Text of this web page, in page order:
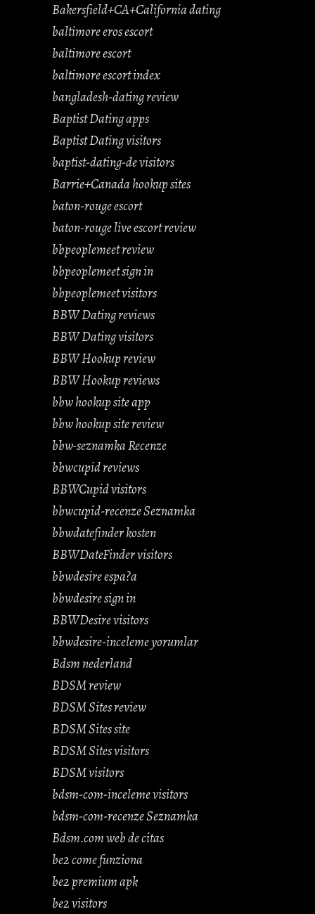
Bakersfield+CA+California dating
baltimore eros escort
baltimore escort
baltimore escort index
bangladesh-dating review
Baptist Dating apps
Baptist Dating visitors
baptist-dating-de visitors
Barrie+Canada hookup sites
baton-rouge escort
baton-rouge live escort review
bbpeoplemeet review
bbpeoplemeet sign in
bbpeoplemeet visitors
BBW Dating reviews
BBW Dating visitors
BBW Hookup review
BBW Hookup reviews
bbw hookup site app
bbw hookup site review
bbw-seznamka Recenze
bbwcupid reviews
BBWCupid visitors
bbwcupid-recenze Seznamka
bbwdatefinder kosten
BBWDateFinder visitors
bbwdesire espa?a
bbwdesire sign in
BBWDesire visitors
bbwdesire-inceleme yorumlar
Bdsm nederland
BDSM review
BDSM Sites review
BDSM Sites site
BDSM Sites visitors
BDSM visitors
bdsm-com-inceleme visitors
bdsm-com-recenze Seznamka
Bdsm.com web de citas
be2 come funziona
be2 premium apk
be2 visitors